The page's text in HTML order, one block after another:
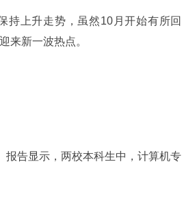
持上升走势，虽然10月开始有所回
来新一波热点。
告显示，两校本科生中，计算机专